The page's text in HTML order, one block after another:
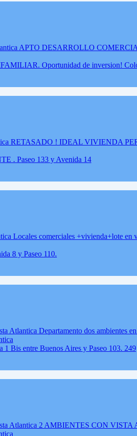
Oportunidad de inversion!
. Paseo 133 y Avenida 14
8 y Paseo 110.
1 Bis entre Buenos Aires y Paseo 103. 249